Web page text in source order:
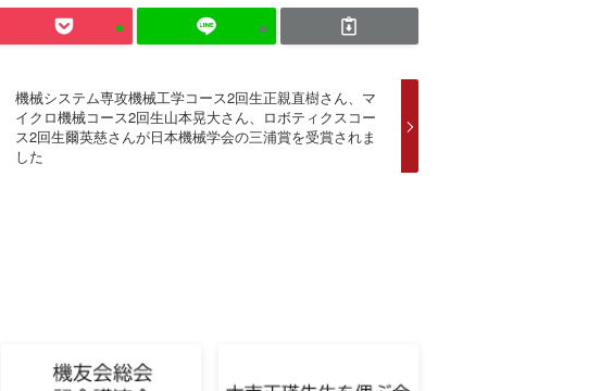
機械システム専攻機械工学コース2回生正親直樹さん、マ
イクロ機械コース2回生山本晃大さん、ロボティクスコー
ス2回生爾英慈さんが日本機械学会の三浦賞を受賞されま
した